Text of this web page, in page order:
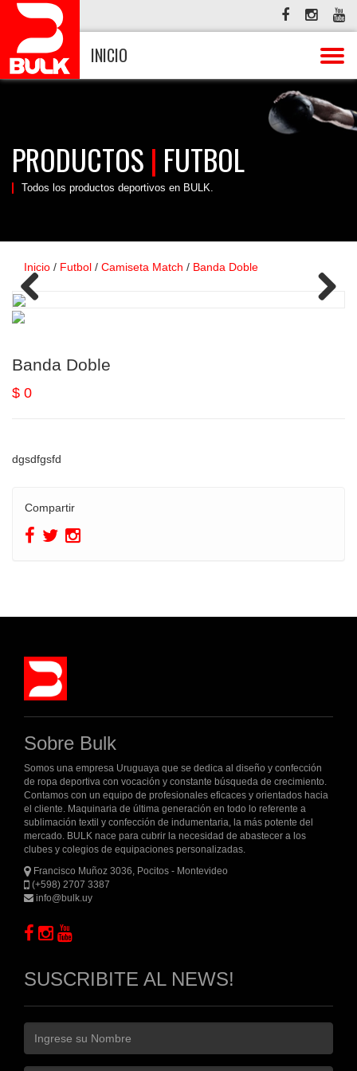
INICIO
PRODUCTOS | FUTBOL
Todos los productos deportivos en BULK.
Inicio / Futbol / Camiseta Match / Banda Doble
Banda Doble
$ 0
dgsdfgsfd
Compartir
Sobre Bulk
Somos una empresa Uruguaya que se dedica al diseño y confección
de ropa deportiva con vocación y constante búsqueda de crecimiento.
Contamos con un equipo de profesionales eficaces y orientados hacia
el cliente. Maquinaria de última generación en todo lo referente a
sublimación textil y confección de indumentaria, la más potente del
mercado. BULK nace para cubrir la necesidad de abastecer a los
clubes y colegios de equipaciones personalizadas.
Francisco Muñoz 3036, Pocitos - Montevideo
(+598) 2707 3387
info@bulk.uy
SUSCRIBITE AL NEWS!